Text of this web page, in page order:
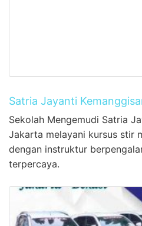
Satria Jayanti
Sekolah Mengemudi Satria
Jakarta melayani kursus stir
dengan instruktur
terpercaya.